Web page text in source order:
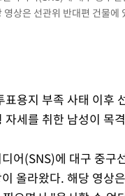
상은 선관위 반대편 건물에
용지 부족 사태 이후
세를 취한 남성이 목
어(SNS)에 대구 중구
올라왔다. 해당 영상